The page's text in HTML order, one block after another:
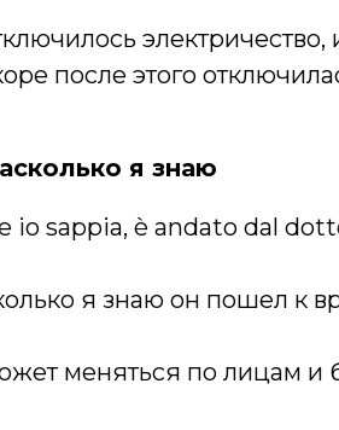
электричество,
после этого
я знаю
io sappia, è andato dal
я знаю он пошел к
меняться по лицам и